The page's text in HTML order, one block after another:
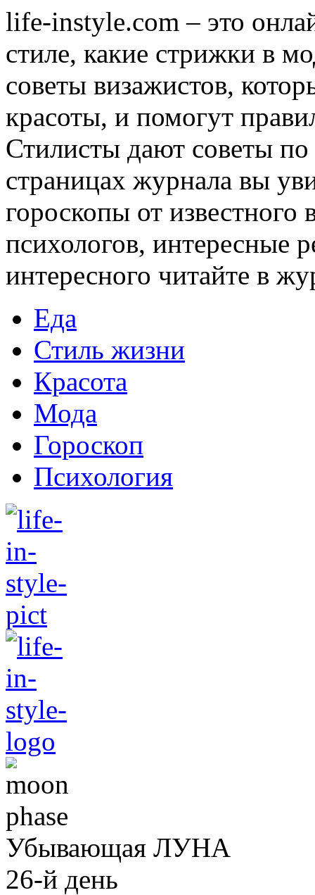
life-instyle.com – это
стиле, какие стрижки в
советы визажистов,
красоты, и помогут
Стилисты дают советы
страницах журнала вы
гороскопы от известного
психологов, интересные
интересного читайте в
Еда
Стиль жизни
Красота
Мода
Гороскоп
Психология
Убывающая ЛУНА
26-й день